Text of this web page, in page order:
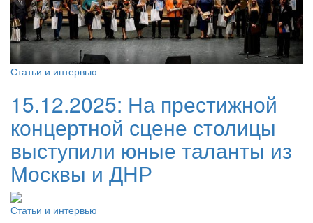
Статьи и интервью
15.12.2025: На престижной
концертной сцене столицы
выступили юные таланты из
Москвы и ДНР
Статьи и интервью